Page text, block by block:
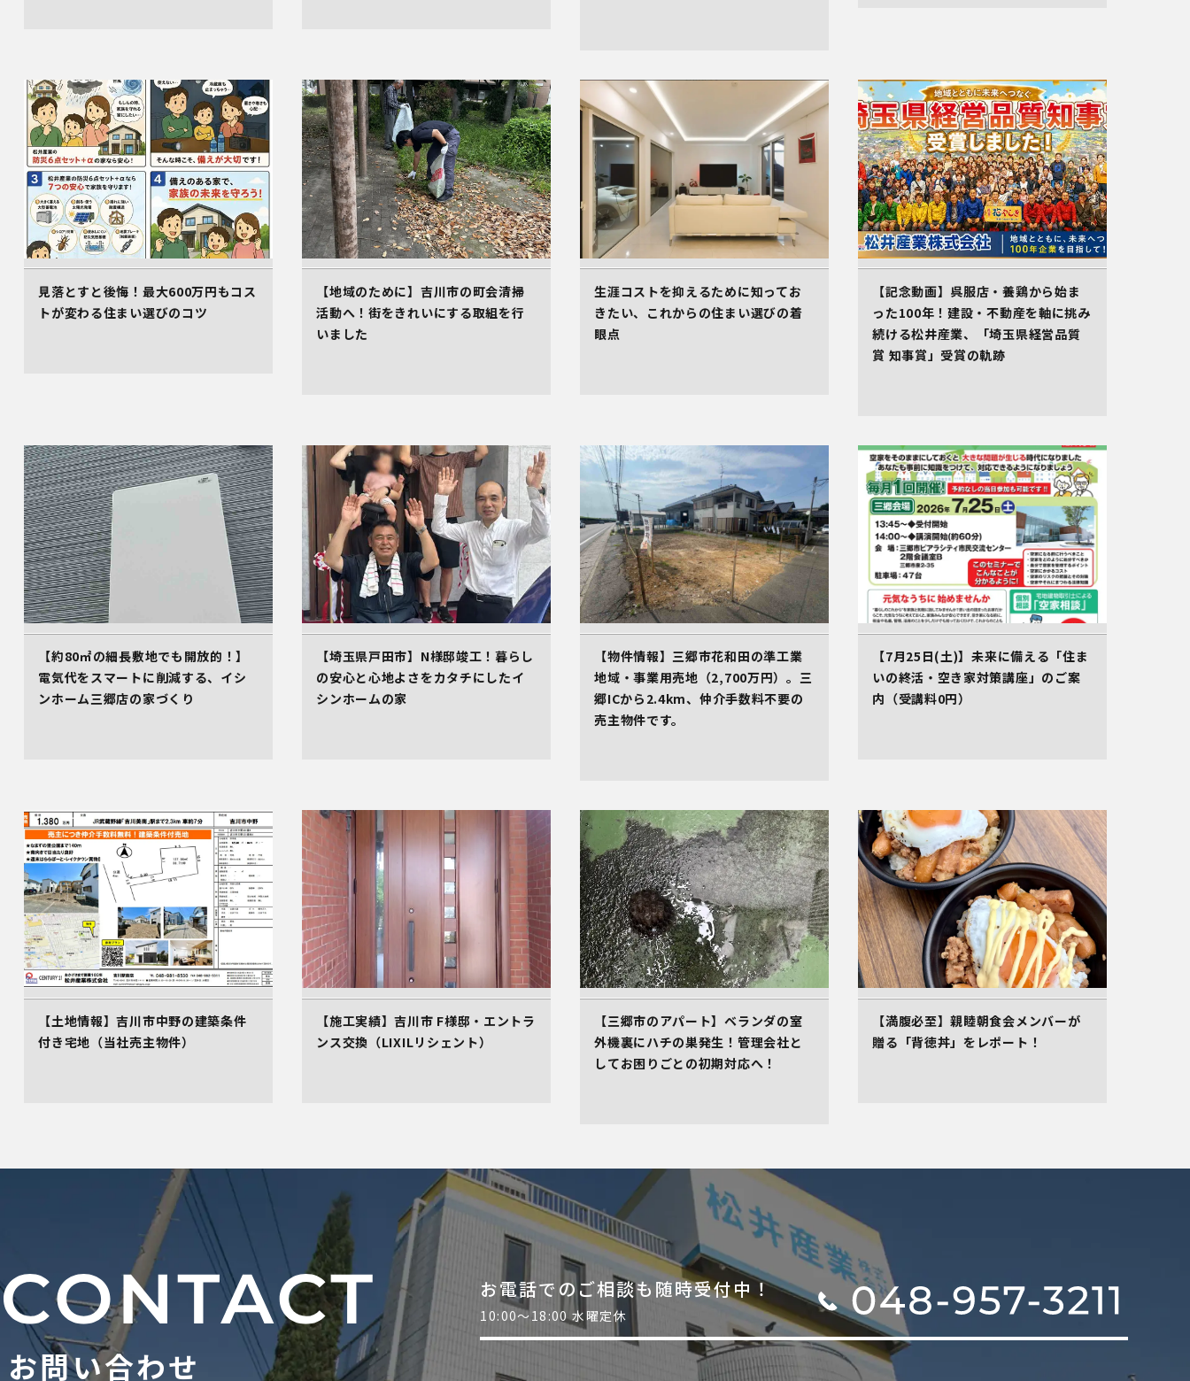
見落とすと後悔！最大600万円もコス
トが変わる住まい選びのコツ
【地域のために】吉川市の町会清掃
活動へ！街をきれいにする取組を行
いました
生涯コストを抑えるために知ってお
きたい、これからの住まい選びの着
眼点
【記念動画】呉服店・養鶏から始ま
った100年！建設・不動産を軸に挑み
続ける松井産業、「埼玉県経営品質
賞 知事賞」受賞の軌跡
【約80㎡の細長敷地でも開放的！】
電気代をスマートに削減する、イシ
ンホーム三郷店の家づくり
【埼玉県戸田市】N様邸竣工！暮らし
の安心と心地よさをカタチにしたイ
シンホームの家
【物件情報】三郷市花和田の準工業
地域・事業用売地（2,700万円）。三
郷ICから2.4km、仲介手数料不要の
売主物件です。
【7月25日(土)】未来に備える「住ま
いの終活・空き家対策講座」のご案
内（受講料0円）
【土地情報】吉川市中野の建築条件
付き宅地（当社売主物件）
【施工実績】吉川市 F様邸・エントラ
ンス交換（LIXILリシェント）
【三郷市のアパート】ベランダの室
外機裏にハチの巣発生！管理会社と
してお困りごとの初期対応へ！
【満腹必至】親睦朝食会メンバーが
贈る「背徳丼」をレポート！
お問い合わせ
お電話でのご相談も随時受付中！
10:00～18:00 水曜定休